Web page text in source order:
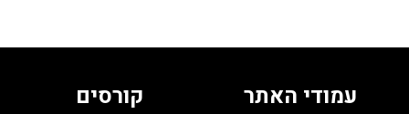
עמודי האתר קורסים